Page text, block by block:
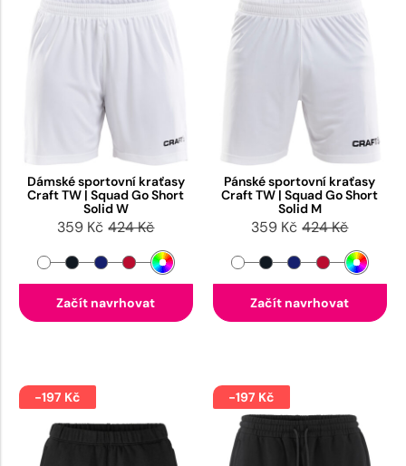
Dámské sportovní kraťasy
Craft TW | Squad Go Short
Solid W
359 Kč 424 Kč
Začít navrhovat
Pánské sportovní kraťasy
Craft TW | Squad Go Short
Solid M
359 Kč 424 Kč
Začít navrhovat
-197 Kč -197 Kč